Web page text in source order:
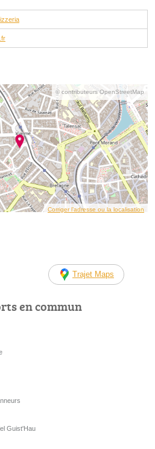
© contributeurs OpenStreetMap
Corriger l’adresse ou la localisation
Trajet Maps
en commun
Guist'Hau